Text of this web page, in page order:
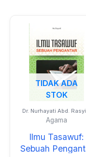
TIDAK ADA
STOK
Dr. Nurhayati Abd.
S.Ag., M.Fil.I.
Agama
Ilmu Tasawuf:
Sebuah